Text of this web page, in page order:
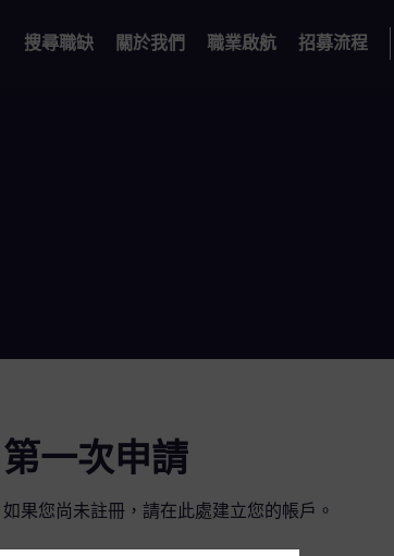
搜尋職缺 關於我們 職業啟航 招募流程
第一次申請
如果您尚未註冊，請在此處建立您的帳戶。